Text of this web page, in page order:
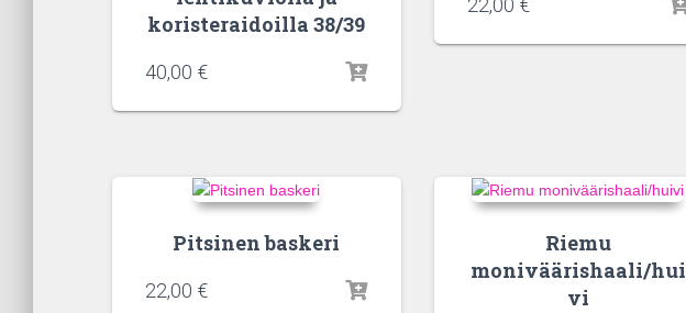
koristeraidoilla 38/39
40,00 €
22,00 €
Pitsinen baskeri
22,00 €
Riemu
moniväärishaali/hui
vi